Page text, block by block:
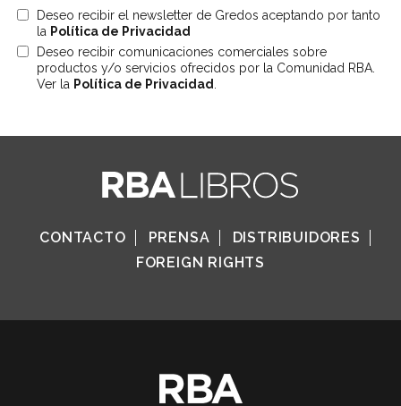
Deseo recibir el newsletter de Gredos aceptando por tanto
la Política de Privacidad
Deseo recibir comunicaciones comerciales sobre
productos y/o servicios ofrecidos por la Comunidad RBA.
Ver la Política de Privacidad.
CONTACTO PRENSA
DISTRIBUIDORES
FOREIGN RIGHTS